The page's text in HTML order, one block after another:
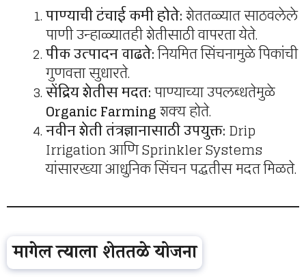
पाण्याची टंचाई कमी होते:शेततळ्यात साठवलेले
पाणी उन्हाळ्यातही शेतीसाठी वापरता येते.
पीक उत्पादन वाढते:नियमित सिंचनामुळे पिकांची
गुणवत्ता सुधारते.
सेंद्रिय शेतीस मदत:पाण्याच्या उपलब्धतेमुळे
Organic Farmingशक्य होते.
नवीन शेती तंत्रज्ञानासाठी उपयुक्त: Drip
Irrigation आणि Sprinkler Systems
यांसारख्या आधुनिक सिंचन पद्धतीस मदत मिळते.
मागेल त्याला शेततळे योजना